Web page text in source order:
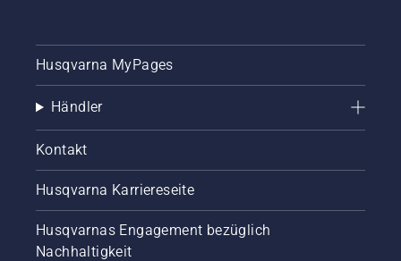
Husqvarna MyPages
Händler
Kontakt
Husqvarna Karriereseite
Husqvarnas Engagement bezüglich
Nachhaltigkeit